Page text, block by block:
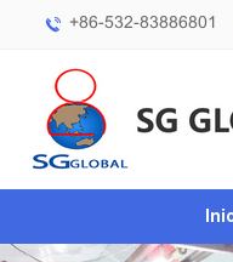
+86-532-83886801